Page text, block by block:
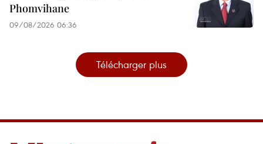
Phomvihane
09/08/2026 06:36
Télécharger plus